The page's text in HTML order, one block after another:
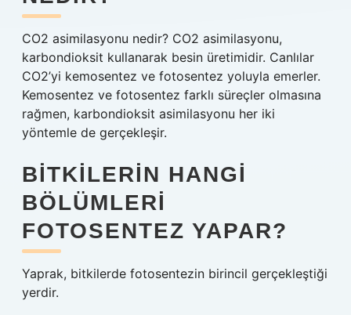
CO2 asimilasyonu nedir? CO2 asimilasyonu,
karbondioksit kullanarak besin üretimidir. Canlılar
CO2’yi kemosentez ve fotosentez yoluyla emerler.
Kemosentez ve fotosentez farklı süreçler olmasına
rağmen, karbondioksit asimilasyonu her iki
yöntemle de gerçekleşir.
BITKILERIN HANGI
BÖLÜMLERI
FOTOSENTEZ YAPAR?
Yaprak, bitkilerde fotosentezin birincil gerçekleştiği
yerdir.